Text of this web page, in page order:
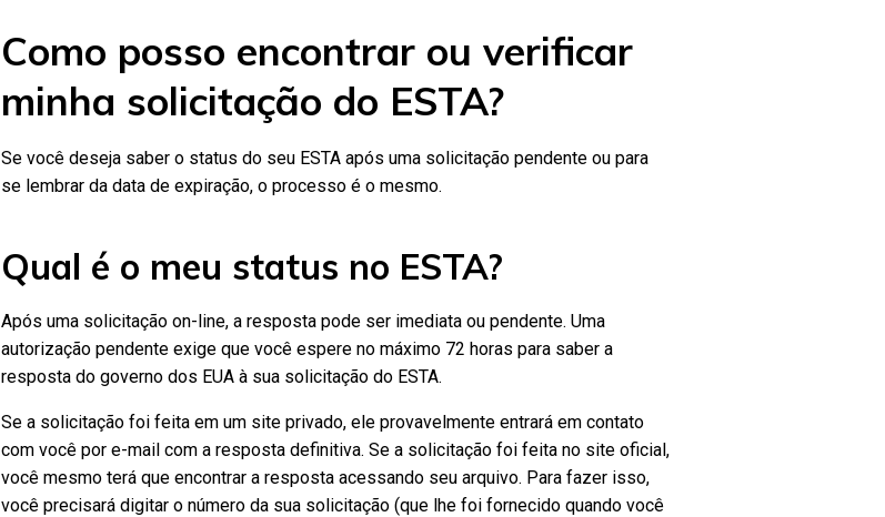
Como posso encontrar ou verificar
minha solicitação do ESTA?
Se você deseja saber o status do seu ESTA após uma solicitação pendente ou para
se lembrar da data de expiração, o processo é o mesmo.
Qual é o meu status no ESTA?
Após uma solicitação on-line, a resposta pode ser imediata ou pendente. Uma
autorização pendente exige que você espere no máximo 72 horas para saber a
resposta do governo dos EUA à sua solicitação do ESTA.
Se a solicitação foi feita em um site privado, ele provavelmente entrará em contato
com você por e-mail com a resposta definitiva. Se a solicitação foi feita no site oficial,
você mesmo terá que encontrar a resposta acessando seu arquivo. Para fazer isso,
você precisará digitar o número da sua solicitação (que lhe foi fornecido quando você